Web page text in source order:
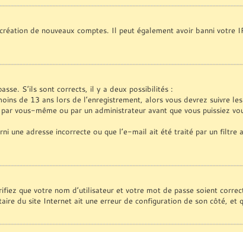
de nouveaux comptes. Il peut également avoir banni
S’ils sont corrects, il y a deux possibilités :
de 13 ans lors de l’enregistrement, alors vous devrez suivre
vous-même ou par un administrateur avant que vous puissiez
une adresse incorrecte ou que l’e-mail ait été traité par un
que votre nom d’utilisateur et votre mot de passe soient
du site Internet ait une erreur de configuration de son côté, et